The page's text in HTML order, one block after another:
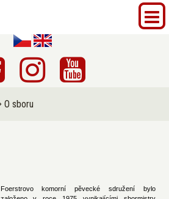
O sboru
Foerstrovo komorní pěvecké sdružení bylo